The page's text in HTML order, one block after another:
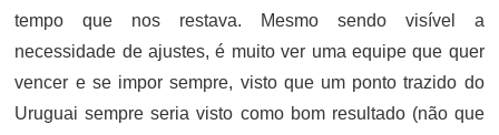
tempo que nos restava. Mesmo sendo visível a
necessidade de ajustes, é muito ver uma equipe que quer
vencer e se impor sempre, visto que um ponto trazido do
Uruguai sempre seria visto como bom resultado (não que